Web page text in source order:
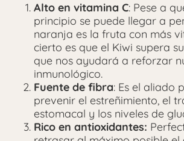
Alto en vitamina C: Pese a
principio se puede llegar a
naranja es la fruta con más
cierto es que el Kiwi supera
que nos ayudará a reforzar
inmunológico.
Fuente de fibra: Es el aliado
prevenir el estreñimiento, el
estomacal y los niveles de
Rico en antioxidantes: